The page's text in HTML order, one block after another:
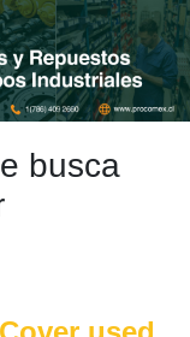
busca